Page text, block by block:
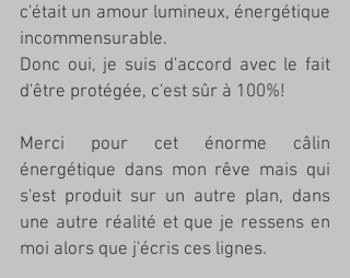
c'était un amour lumineux, énergétique
incommensurable.
Donc oui, je suis d'accord avec le fait
d'être protégée, c'est sûr à 100%!
Merci pour cet énorme câlin
énergétique dans mon rêve mais qui
s'est produit sur un autre plan, dans
une autre réalité et que je ressens en
moi alors que j'écris ces lignes.